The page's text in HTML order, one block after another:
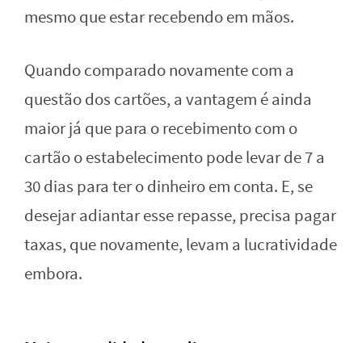
mesmo que estar recebendo em mãos.
Quando comparado novamente com a
questão dos cartões, a vantagem é ainda
maior já que para o recebimento com o
cartão o estabelecimento pode levar de 7 a
30 dias para ter o dinheiro em conta. E, se
desejar adiantar esse repasse, precisa pagar
taxas, que novamente, levam a lucratividade
embora.